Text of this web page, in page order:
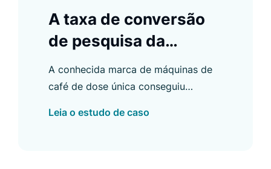
A taxa de conversão
de pesquisa da
Nespresso atingiu um
aumento de 6%
A conhecida marca de máquinas de
café de dose única conseguiu
pesquisa em 6% após mudar para o
Leia o estudo de caso